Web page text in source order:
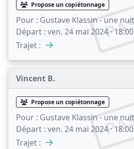
Propose un copiétonnage
Pour : Gustave Klassin - une
Départ : ven. 24 mai 2024 · 18:00
Trajet : →
Vincent B.
Propose un copiétonnage
Pour : Gustave Klassin - une
Départ : ven. 24 mai 2024 · 18:00
Trajet : →